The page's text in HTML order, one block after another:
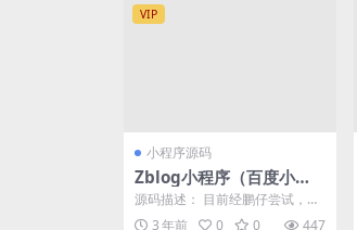
VIP
小程序源码
Zblog小程序（百度小程
序、微信小程序、QQ小程
序）开源源码升级
源码描述： 目前经鹏仔尝试，百
度小程序虽然无法给网站带来快
3 年前 0 0 447